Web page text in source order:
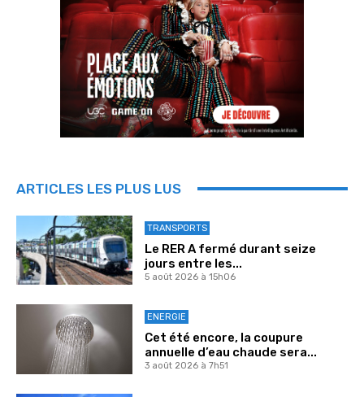
ARTICLES LES PLUS LUS
TRANSPORTS
Le RER A fermé durant seize
jours entre les...
5 août 2026 à 15h06
ENERGIE
Cet été encore, la coupure
annuelle d’eau chaude sera...
3 août 2026 à 7h51